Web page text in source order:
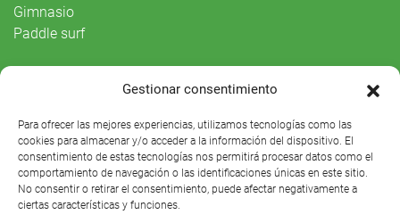
Gestionar consentimiento
Para ofrecer las mejores experiencias, utilizamos tecnologías como las
cookies para almacenar y/o acceder a la información del dispositivo. El
consentimiento de estas tecnologías nos permitirá procesar datos como el
comportamiento de navegación o las identificaciones únicas en este sitio.
No consentir o retirar el consentimiento, puede afectar negativamente a
ciertas características y funciones.
Gimnasio
Paddle surf
Agenda